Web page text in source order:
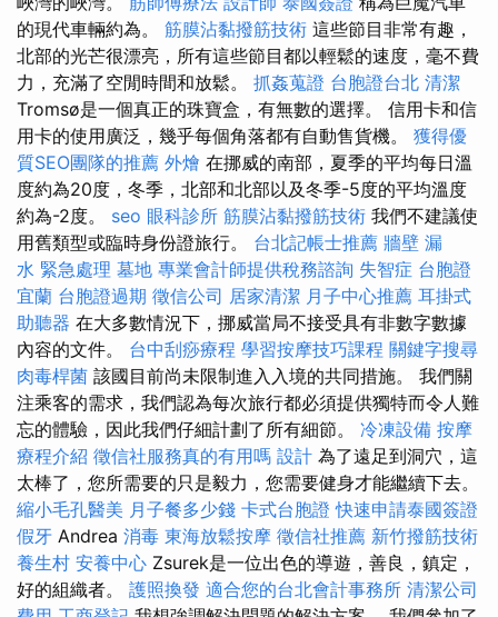
的現代車輛約為。 筋膜沾黏撥筋技術 這些節目非常有趣，
北部的光芒很漂亮，所有這些節目都以輕鬆的速度，毫不費
力，充滿了空閒時間和放鬆。 抓姦蒐證 台胞證台北 清潔
Tromsø是一個真正的珠寶盒，有無數的選擇。 信用卡和信
用卡的使用廣泛，幾乎每個角落都有自動售貨機。 獲得優
質SEO團隊的推薦 外燴 在挪威的南部，夏季的平均每日溫
度約為20度，冬季，北部和北部以及冬季-5度的平均溫度
約為-2度。 seo 眼科診所 筋膜沾黏撥筋技術 我們不建議使
用舊類型或臨時身份證旅行。 台北記帳士推薦 牆壁 漏
水 緊急處理 墓地 專業會計師提供稅務諮詢 失智症 台胞證
宜蘭 台胞證過期 徵信公司 居家清潔 月子中心推薦 耳掛式
助聽器 在大多數情況下，挪威當局不接受具有非數字數據
內容的文件。 台中刮痧療程 學習按摩技巧課程 關鍵字搜尋
肉毒桿菌 該國目前尚未限制進入入境的共同措施。 我們關
注乘客的需求，我們認為每次旅行都必須提供獨特而令人難
忘的體驗，因此我們仔細計劃了所有細節。 冷凍設備 按摩
療程介紹 徵信社服務真的有用嗎 設計 為了遠足到洞穴，這
太棒了，您所需要的只是毅力，您需要健身才能繼續下去。
縮小毛孔醫美 月子餐多少錢 卡式台胞證 快速申請泰國簽證
假牙 Andrea 消毒 東海放鬆按摩 徵信社推薦 新竹撥筋技術
養生村 安養中心 Zsurek是一位出色的導遊，善良，鎮定，
好的組織者。 護照換發 適合您的台北會計事務所 清潔公司